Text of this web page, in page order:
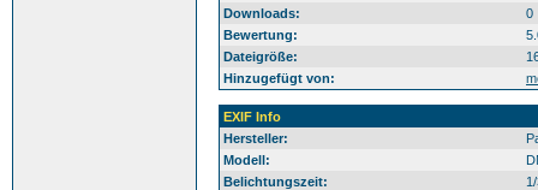
Downloads:
0
Bewertung:
Dateigröße:
Hinzugefügt von:
EXIF Info
Hersteller:
Modell:
Belichtungszeit: